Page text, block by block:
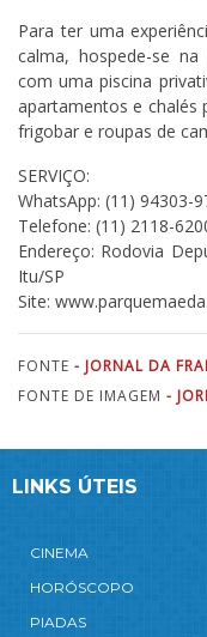
Para ter uma
calma, hospede-se
com uma piscina
apartamentos e chalés
frigobar e roupas de
SERVIÇO:
WhatsApp: (11) 94303-
Telefone: (11) 2118-
Endereço: Rodovia
Itu/SP
Site:
FONTE - JORNAL DA
FONTE DE IMAGEM -
LINKS ÚTEIS
CINEMA
HORÓSCOPO
PIADAS